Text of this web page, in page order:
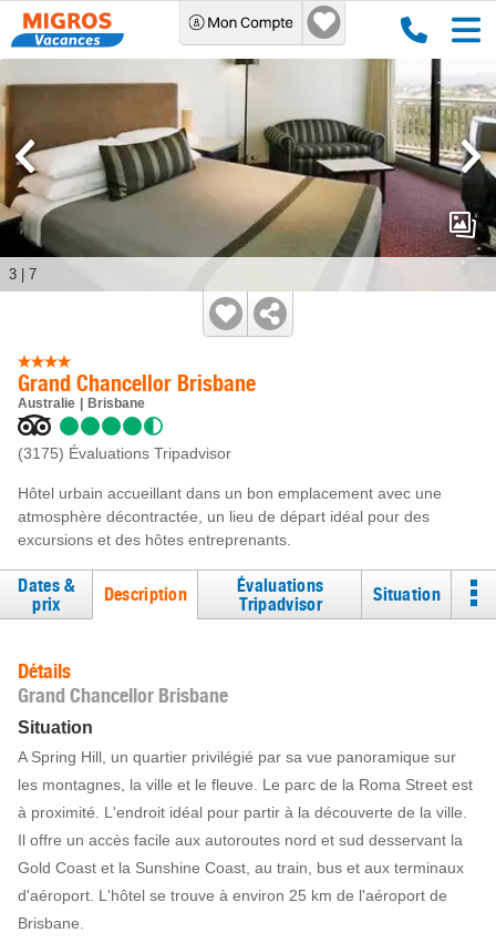
Grand Chancellor Brisbane
Australie Brisbane
(3175) Évaluations Tripadvisor
Hôtel urbain accueillant dans un bon emplacement avec une
atmosphère décontractée, un lieu de départ idéal pour des
excursions et des hôtes entreprenants.
3 7
Dates &
prix
Description
Évaluations
Tripadvisor
Situation
Détails
Grand Chancellor Brisbane
Situation
A Spring Hill, un quartier privilégié par sa vue panoramique sur
les montagnes, la ville et le fleuve. Le parc de la Roma Street est
à proximité. L'endroit idéal pour partir à la découverte de la ville.
Il offre un accès facile aux autoroutes nord et sud desservant la
Gold Coast et la Sunshine Coast, au train, bus et aux terminaux
d'aéroport. L'hôtel se trouve à environ 25 km de l'aéroport de
Brisbane.